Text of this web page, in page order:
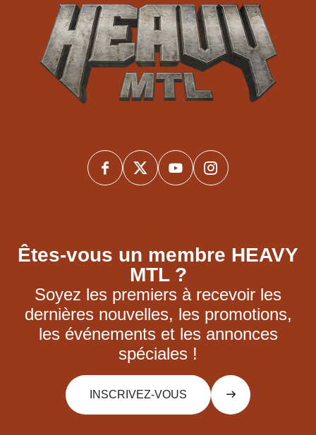
Êtes-vous un membre HEAVY
MTL ?
Soyez les premiers à recevoir les
dernières nouvelles, les promotions,
les événements et les annonces
spéciales !
INSCRIVEZ-VOUS